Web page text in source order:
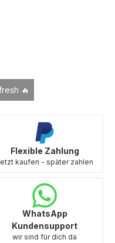
🔥
nicht verfügbar.)
Flexible Zahlung
kaufen - später zahlen
WhatsApp
Kundensupport
wir sind für dich da